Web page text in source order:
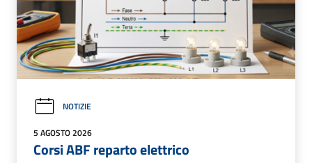
NOTIZIE
5 AGOSTO 2026
Corsi ABF reparto elettrico